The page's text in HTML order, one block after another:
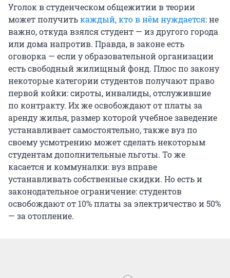
Уголок в студенческом общежитии в теории
может получитькаждый, кто в нём нуждается: не
важно, откуда взялся студент — из другого города
или дома напротив. Правда, в законе есть
оговорка — если у образовательной организации
есть свободный жилищный фонд. Плюс по закону
некоторые категории студентов получают право
первой койки: сироты, инвалиды, отслужившие
по контракту. Их же освобождают от платы за
аренду жилья, размер которой учебное заведение
устанавливает самостоятельно, также вуз по
своему усмотрению может сделать некоторым
студентам дополнительные льготы. То же
касается и коммуналки: вуз вправе
устанавливать собственные скидки. Но есть и
законодательное ограничение: студентов
освобождают от 10% платы за электричество и 50%
— за отопление.